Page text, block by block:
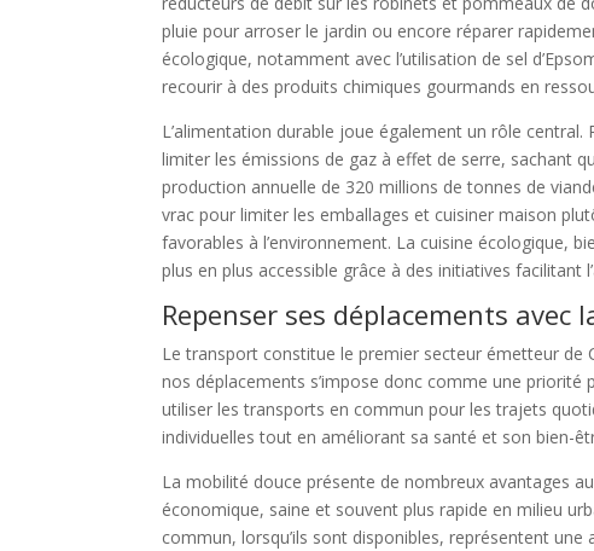
pluie pour arroser le jardin ou encore réparer
écologique, notamment avec l’utilisation de sel
recourir à des produits chimiques gourmands en
L’alimentation durable joue également un rôle
limiter les émissions de gaz à effet de serre, sachant
production annuelle de 320 millions de tonnes de
vrac pour limiter les emballages et cuisiner maison
favorables à l’environnement. La cuisine écologique,
plus en plus accessible grâce à des initiatives facilitant
Repenser ses déplacements avec
Le transport constitue le premier secteur émetteur de
nos déplacements s’impose donc comme une
utiliser les transports en commun pour les trajets
individuelles tout en améliorant sa santé et son bien-
La mobilité douce présente de nombreux avantages
économique, saine et souvent plus rapide en milieu
commun, lorsqu’ils sont disponibles, représentent